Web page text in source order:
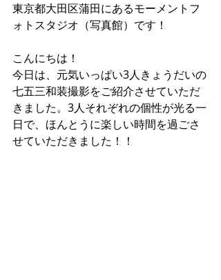
東京都大田区蒲田にあるモーメントフ
ォトスタジオ（写真館）です！
こんにちは！
今日は、元気いっぱい3人きょうだいの
七五三和装撮影をご紹介させていただ
きました。3人それぞれの個性が光る一
日で、ほんとうに楽しい時間を過ごさ
せていただきました！！